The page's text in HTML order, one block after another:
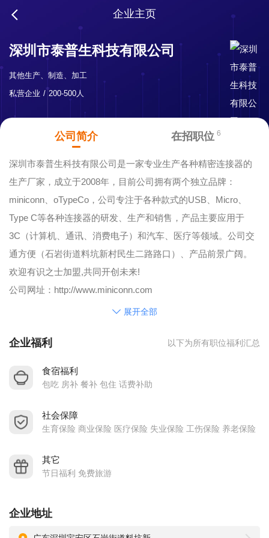
企业主页
深圳市泰普生科技有限公司
其他生产、制造、加工
私营企业
200-500人
公司简介 在招职位 6
深圳市泰普生科技有限公司是一家专业生产各种精密连接器的
生产厂家，成立于2008年，目前公司拥有两个独立品牌：
miniconn、oTypeCo，公司专注于各种款式的USB、Micro、
Type C等各种连接器的研发、生产和销售，产品主要应用于
3C（计算机、通讯、消费电子）和汽车、医疗等领域。公司交
通方便（石岩街道料坑新村民生二路路口）、产品前景广阔。
欢迎有识之士加盟,共同开创未来!
公司网址：http://www.miniconn.com
联系电话：0755-29965558
展开全部
企业福利 以下为所有职位福利汇总
食宿福利
包吃 房补 餐补 包住 话费补助
社会保障
生育保险 商业保险 医疗保险 失业保险 工伤保险 养老保险
其它
节日福利 免费旅游
企业地址